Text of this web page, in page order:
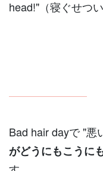
head!"（寝ぐせつ
Bad hair dayで "悪
がどうにもこうに